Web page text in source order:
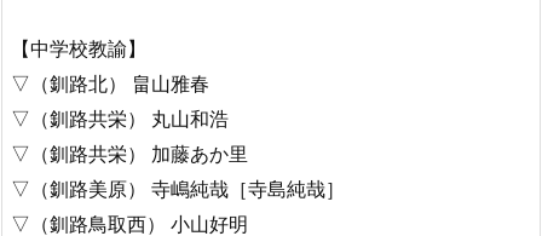
【中学校教諭】
▽（釧路北） 畠山雅春
▽（釧路共栄） 丸山和浩
▽（釧路共栄） 加藤あか里
▽（釧路美原） 寺嶋純哉［寺島純哉］
▽（釧路鳥取西） 小山好明